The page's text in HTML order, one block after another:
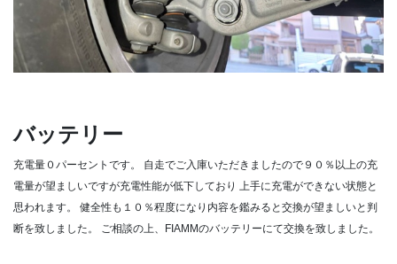
バッテリー
充電量０パーセントです。
自走でご入庫いただきましたので９０％以上の充
電量が望ましいですが充電性能が低下しており 上手に充電ができない状態と
思われます。
健全性も１０％程度になり内容を鑑みると交換が望ましいと判
断を致しました。
ご相談の上、FIAMMのバッテリーにて交換を致しました。